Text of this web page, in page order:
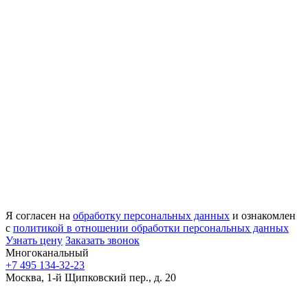
Я согласен на обработку персональных данных и ознакомлен
с политикой в отношении обработки персональных данных
Узнать цену Заказать звонок
Многоканальный
+7 495 134-32-23
Москва, 1-й Щипковский пер., д. 20